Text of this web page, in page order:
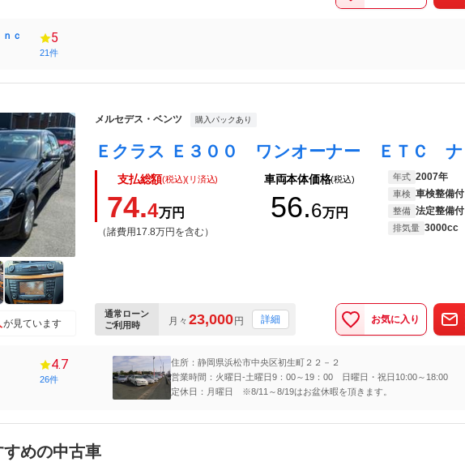
ｎｃ
5
21件
が見ています
メルセデス・ベンツ 購入パックあり
支払総額(税込)(リ済込)
74.4万円
（諸費用17.8万円を含む）
車両本体価格(税込)
56.6万円
年式 2007年
車検 車検整備付
整備 法定整備付
排気量 3000cc
通常ローン
ご利用時
月々 23,000円 詳細 お気に入り
4.7
26件
住所：静岡県浜松市中央区初生町２２－２
営業時間：火曜日-土曜日9：00～19：00 日曜日・祝日10:00～18:00
定休日：月曜日 ※8/11～8/19はお盆休暇を頂きます。
めの中古車